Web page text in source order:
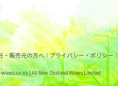
・販売元の方へ プライバシー・ポリシー
| All New Zealand Wines Limited